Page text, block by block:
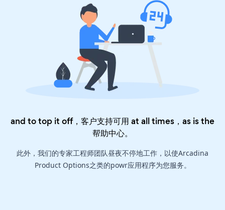
and to top it off，客户支持可用 at all times，as is the
帮助中心。
此外，我们的专家工程师团队昼夜不停地工作，以使Arcadina
Product Options之类的powr应用程序为您服务。